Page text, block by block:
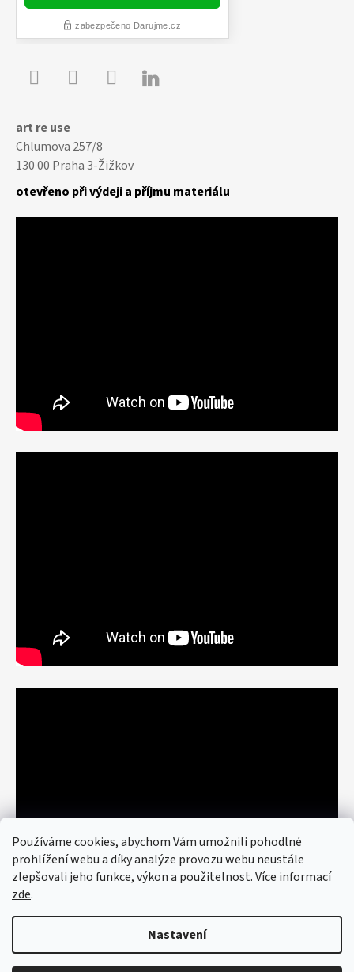
Používáme cookies, abychom Vám umožnili pohodlné
prohlížení webu a díky analýze provozu webu neustále
zlepšovali jeho funkce, výkon a použitelnost. Více informací
zde.
Nastavení

art re use
Chlumova 257/8
130 00 Praha 3-Žižkov
otevřeno při výdeji a příjmu materiálu
© 2026 art re use. Všechna práva